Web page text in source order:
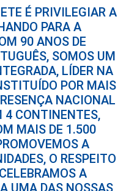
É PRIVILEGIAR A
PARA A
90 ANOS DE
SOMOS UM
LÍDER NA
POR MAIS
NACIONAL
4 CONTINENTES,
MAIS DE 1.500
A
O RESPEITO
A
UMA DAS NOSSAS